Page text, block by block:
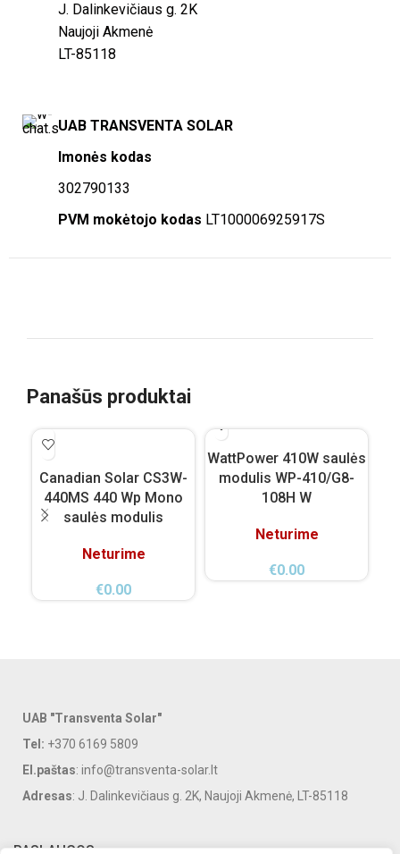
J. Dalinkevičiaus g. 2K
Naujoji Akmenė
LT-85118
UAB TRANSVENTA SOLAR
Imonės kodas
302790133
PVM mokėtojo kodas LT100006925917S
Panašūs produktai
Canadian Solar CS3W-
440MS 440 Wp Mono
saulės modulis
Neturime
€0.00
WattPower 410W saulės
modulis WP-410/G8-
108H W
Neturime
€0.00
UAB "Transventa Solar"
Tel: +370 6169 5809
El.paštas: info@transventa-solar.lt
Adresas: J. Dalinkevičiaus g. 2K, Naujoji Akmenė, LT-85118